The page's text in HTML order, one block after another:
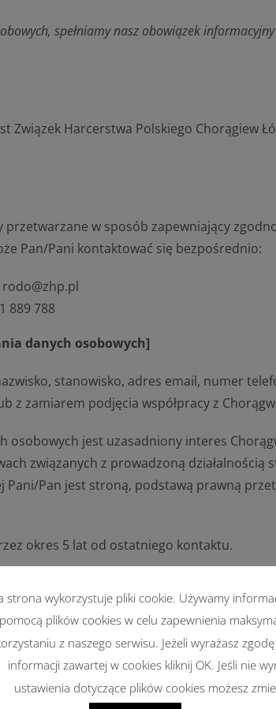
spełniamy nasz obowiązek
Harcerstwa Polskiego Chorągiew
przetwarzane w sposób zapewniający
Pan/Pani kontaktować się bezpośrednio:
889 788
danych osobowych]
stanowisko, adres email, numer
z zamiarem podjęcia współpracy z
jest uzasadniony interes
związanych z prowadzoną
Pan jest stroną, podstawą prawną
okres 5 lat od ostatniego kontaktu.
hosting poczty elektronicznej,
strona wykorzystuje pliki cookie. Używamy
pomocą plików cookies w celu zapewnienia
z naszego serwisu. Jeżeli wyrażasz
informacji zawartej w cookies kliknij OK. Jeśli nie
ustawienia dotyczące plików cookies możesz